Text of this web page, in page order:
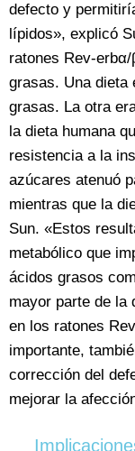
defecto y
lípidos», explicó
ratones Rev-
grasas. Una dieta
grasas. La otra
la dieta humana
resistencia a la
azúcares atenuó
mientras que la
Sun. «Estos
metabólico que
ácidos grasos
mayor parte de la
en los ratones
importante,
corrección del
mejorar la